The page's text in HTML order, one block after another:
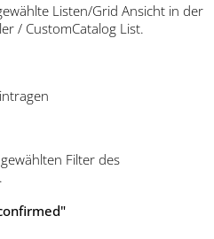
Listen/Grid Ansicht in der
/ CustomCatalog List.
Filter des